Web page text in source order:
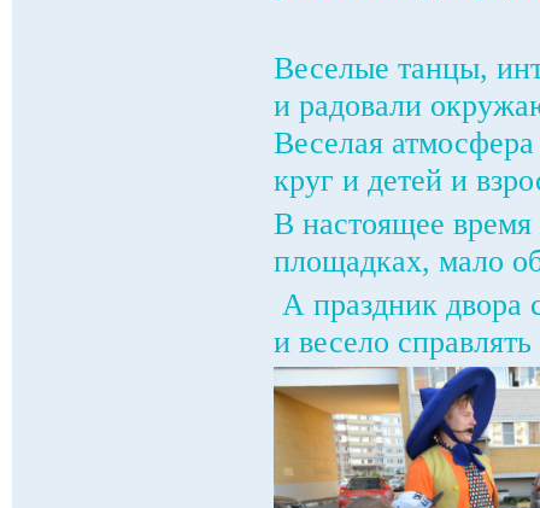
Веселые танцы,
и радовали
Веселая
круг и детей и
В настоящее
площадках, мало
А праздник двора
и весело